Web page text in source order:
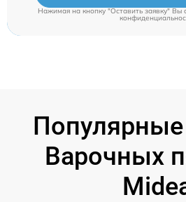
Нажимая на кнопку "Оставить заявку" Вы
Варочных